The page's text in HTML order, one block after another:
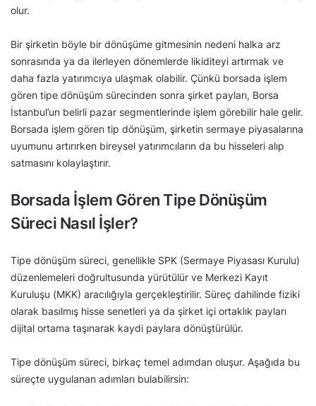
olur.
Bir şirketin böyle bir dönüşüme gitmesinin nedeni halka arz
sonrasında ya da ilerleyen dönemlerde likiditeyi artırmak ve
daha fazla yatırımcıya ulaşmak olabilir. Çünkü borsada işlem
gören tipe dönüşüm sürecinden sonra şirket payları, Borsa
İstanbul’un belirli pazar segmentlerinde işlem görebilir hale gelir.
Borsada işlem gören tip dönüşüm, şirketin sermaye piyasalarına
uyumunu artırırken bireysel yatırımcıların da bu hisseleri alıp
satmasını kolaylaştırır.
Borsada İşlem Gören Tipe Dönüşüm
Süreci Nasıl İşler?
Tipe dönüşüm süreci, genellikle SPK (Sermaye Piyasası Kurulu)
düzenlemeleri doğrultusunda yürütülür ve Merkezi Kayıt
Kuruluşu (MKK) aracılığıyla gerçekleştirilir. Süreç dahilinde fiziki
olarak basılmış hisse senetleri ya da şirket içi ortaklık payları
dijital ortama taşınarak kaydi paylara dönüştürülür.
Tipe dönüşüm süreci, birkaç temel adımdan oluşur. Aşağıda bu
süreçte uygulanan adımları bulabilirsin: